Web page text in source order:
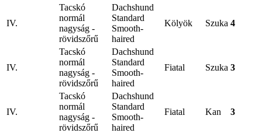
IV.
Tacskó
normál
nagyság -
rövidszőrű
Dachshund
Standard
Smooth-
haired
Kölyök Szuka 4
IV.
Tacskó
normál
nagyság -
rövidszőrű
Dachshund
Standard
Smooth-
haired
Fiatal Szuka 3
IV.
Tacskó
normál
nagyság -
rövidszőrű
Dachshund
Standard
Smooth-
haired
Fiatal Kan 3